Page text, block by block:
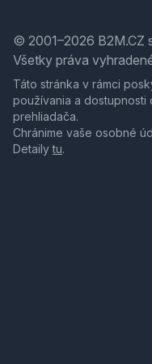
© 2001–2026 B2M.CZ
Všetky práva
Táto stránka v rámci
používania a
prehliadača.
Chránime vaše osobné
Detailytu.